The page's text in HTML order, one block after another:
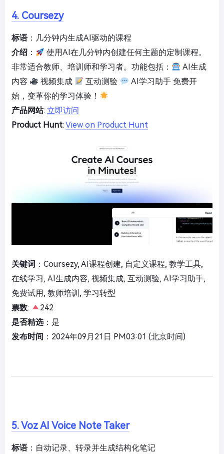
4. Coursezy
标语：几分钟内生成AI驱动的课程
介绍 ：
使用AI在几分钟内创建任何主题的定制课程。
非常适合教师、培训师和学习者。功能包括：
AI生成
内容
视频集成 互动测验
AI学习助手 免费开
始，变革你的学习体验！
产品网站: 立即访问
Product Hunt: View on Product Hunt
关键词 ：Coursezy, AI课程创建, 自定义课程, 教学工具,
在线学习, AI生成内容, 视频集成, 互动测验, AI学习助手,
免费试用, 教师培训, 学习转型
票数:
242
是否精选：是
发布时间 ：2024年09月21日 PM03:01 (北京时间)
5. Voz AI Voice Note Taker
标语：自动记录、转录并生成结构化笔记